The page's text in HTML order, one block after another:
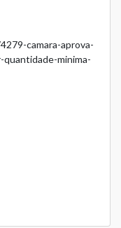
camara-aprova-
minima-